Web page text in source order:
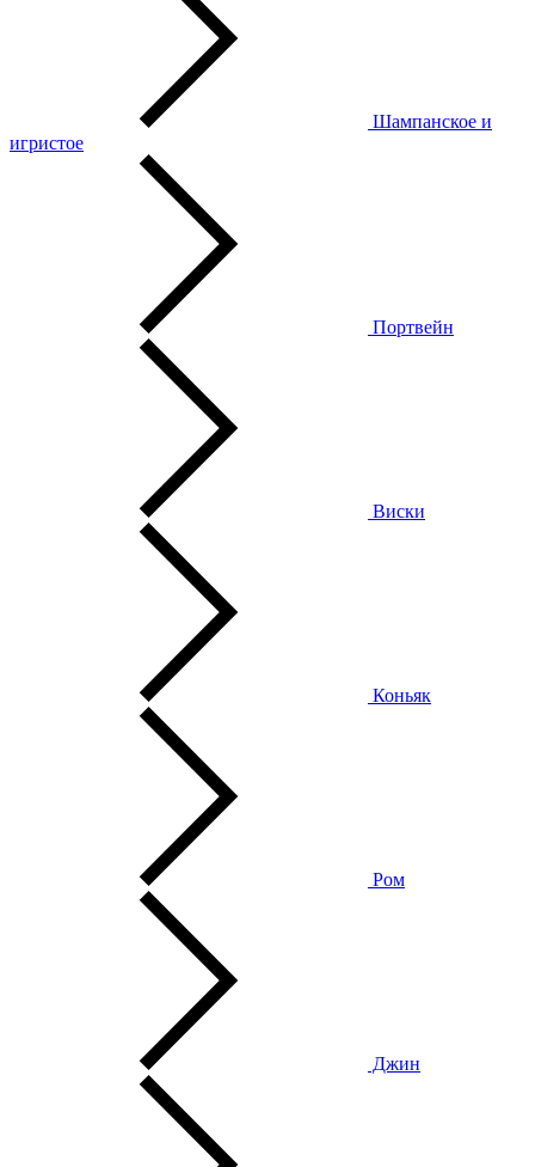
Шампанское и
игристое
Портвейн
Виски
Коньяк
Ром
Джин